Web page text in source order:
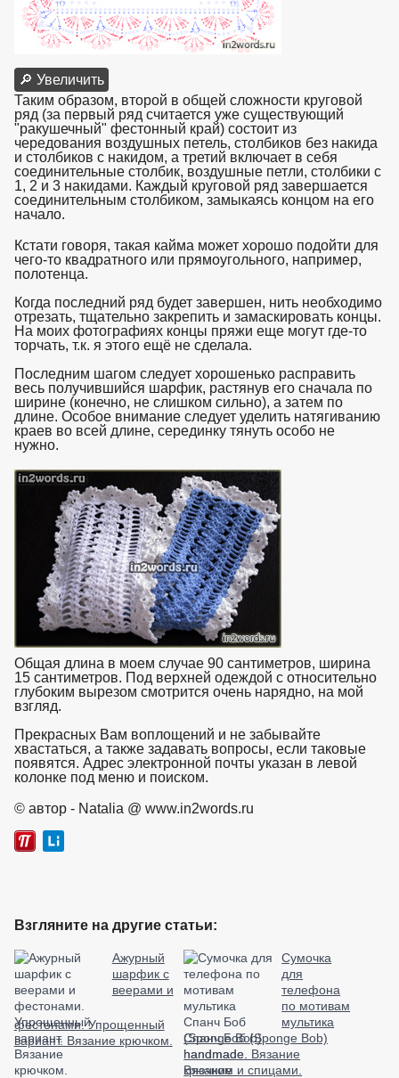
🔎 Увеличить
Таким образом, второй в общей сложности круговой
ряд (за первый ряд считается уже существующий
"ракушечный" фестонный край) состоит из
чередования воздушных петель, столбиков без накида
и столбиков с накидом, а третий включает в себя
соединительные столбик, воздушные петли, столбики с
1, 2 и 3 накидами. Каждый круговой ряд завершается
соединительным столбиком, замыкаясь концом на его
начало.
Кстати говоря, такая кайма может хорошо подойти для
чего-то квадратного или прямоугольного, например,
полотенца.
Когда последний ряд будет завершен, нить необходимо
отрезать, тщательно закрепить и замаскировать концы.
На моих фотографиях концы пряжи еще могут где-то
торчать, т.к. я этого ещё не сделала.
Последним шагом следует хорошенько расправить
весь получившийся шарфик, растянув его сначала по
ширине (конечно, не слишком сильно), а затем по
длине. Особое внимание следует уделить натягиванию
краев во всей длине, серединку тянуть особо не
нужно.
Общая длина в моем случае 90 сантиметров, ширина
15 сантиметров. Под верхней одеждой с относительно
глубоким вырезом смотрится очень нарядно, на мой
взгляд.
Прекрасных Вам воплощений и не забывайте
хвастаться, а также задавать вопросы, если таковые
появятся. Адрес электронной почты указан в левой
колонке под меню и поиском.
© автор - Natalia @ www.in2words.ru
Взгляните на другие статьи:
Ажурный
шарфик с
веерами и
фестонами. Упрощенный
вариант. Вязание крючком.
Сумочка
для
телефона
по мотивам
мультика
Спанч Боб (Sponge Bob)
handmade. Вязание
крючком и спицами.